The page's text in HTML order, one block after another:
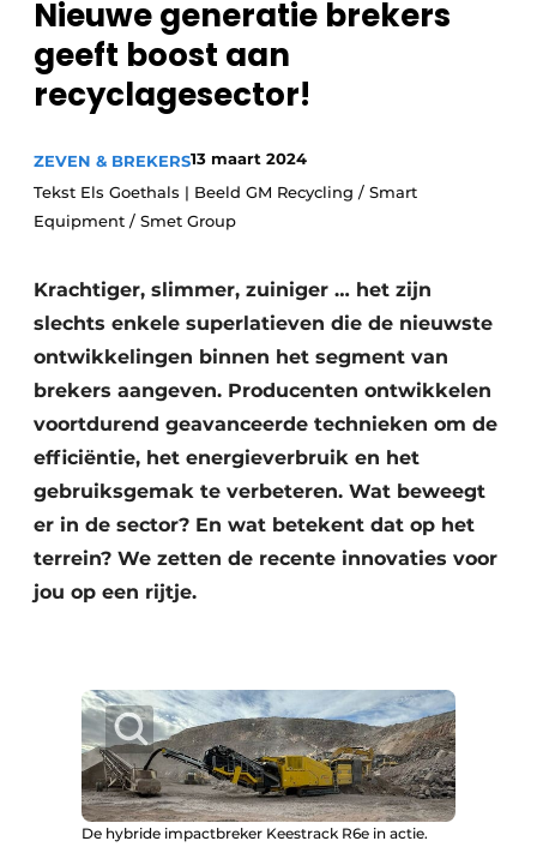
recyclingstroom in België
Vacature aanmelden
Vacatures
Safety First
Recyclinginstallaties
Persen
Stofbeheersing
Uitrustingsstukken
Shredders
Transportbanden
Zeven & Brekers
Bouw & Sloopafval
Elektronisch Afval
Glasrecyclage
Nieuwe generatie brekers
geeft boost aan
recyclagesector!
ZEVEN & BREKERS13 maart 2024
Tekst Els Goethals | Beeld GM Recycling / Smart
Equipment / Smet Group
Krachtiger, slimmer, zuiniger … het zijn
slechts enkele superlatieven die de nieuwste
ontwikkelingen binnen het segment van
brekers aangeven. Producenten ontwikkelen
voortdurend geavanceerde technieken om de
efficiëntie, het energieverbruik en het
gebruiksgemak te verbeteren. Wat beweegt
er in de sector? En wat betekent dat op het
terrein? We zetten de recente innovaties voor
jou op een rijtje.
De hybride impactbreker Keestrack R6e in actie.